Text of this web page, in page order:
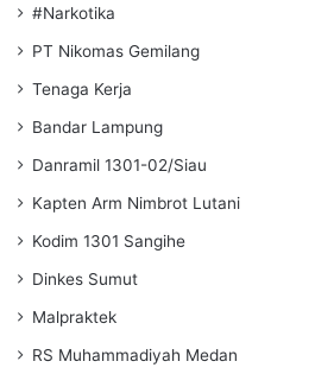
#Narkotika
PT Nikomas Gemilang
Tenaga Kerja
Bandar Lampung
Danramil 1301-02/Siau
Kapten Arm Nimbrot Lutani
Kodim 1301 Sangihe
Dinkes Sumut
Malpraktek
RS Muhammadiyah Medan